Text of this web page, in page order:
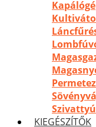
Szivattyú
KIEGÉSZÍTŐK